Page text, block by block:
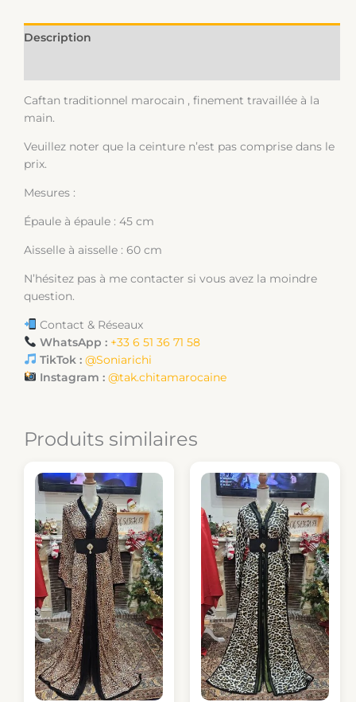
Description
Caftan traditionnel marocain , finement travaillée à la
main.
Veuillez noter que la ceinture n’est pas comprise dans le
prix.
Mesures :
Épaule à épaule : 45 cm
Aisselle à aisselle : 60 cm
N’hésitez pas à me contacter si vous avez la moindre
question.
Contact & Réseaux
WhatsApp : +33 6 51 36 71 58
TikTok : @Soniarichi
Instagram : @tak.chitamarocaine
Produits similaires